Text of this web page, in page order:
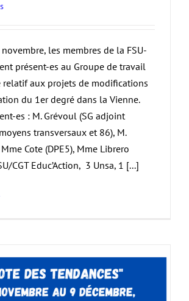
les membres de la FSU-
présent-es au Groupe de travail
relatif aux projets de modifications
du 1er degré dans la Vienne.
es : M. Grévoul (SG adjoint
transversaux et 86), M.
Cote (DPE5), Mme Librero
CGT Educ’Action, 3 Unsa, 1 [...]